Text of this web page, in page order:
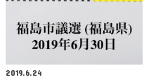
2019.6.24